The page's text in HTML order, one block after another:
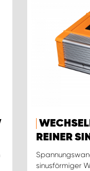
REINER
sinusförmiger